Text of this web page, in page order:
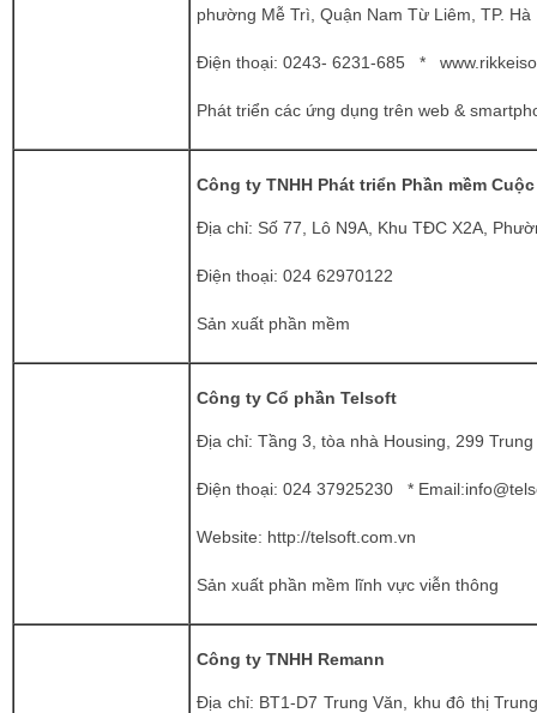
phường Mễ Trì, Quận Nam Từ Liêm, TP. Hà
Điện thoại: 0243- 6231-685 *
Phát triển các ứng dụng trên web &
Công ty TNHH Phát triển Phần mềm
Địa chỉ: Số 77, Lô N9A, Khu TĐC X2A,
Điện thoại: 024 62970122
Sản xuất phần mềm
Công ty Cổ phần Telsoft
Địa chỉ: Tầng 3, tòa nhà Housing, 299
Điện thoại: 024 37925230 * Email:
Website: http://telsoft.com.vn
Sản xuất phần mềm lĩnh vực viễn thông
Công ty TNHH Remann
Địa chỉ: BT1-D7 Trung Văn, khu đô thị